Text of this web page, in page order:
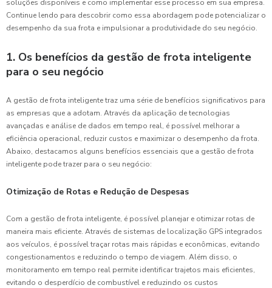
soluções disponíveis e como implementar esse processo em sua empresa.
Continue lendo para descobrir como essa abordagem pode potencializar o
desempenho da sua frota e impulsionar a produtividade do seu negócio.
1. Os benefícios da gestão de frota inteligente
para o seu negócio
A gestão de frota inteligente traz uma série de benefícios significativos para
as empresas que a adotam. Através da aplicação de tecnologias
avançadas e análise de dados em tempo real, é possível melhorar a
eficiência operacional, reduzir custos e maximizar o desempenho da frota.
Abaixo, destacamos alguns benefícios essenciais que a gestão de frota
inteligente pode trazer para o seu negócio:
Otimização de Rotas e Redução de Despesas
Com a gestão de frota inteligente, é possível planejar e otimizar rotas de
maneira mais eficiente. Através de sistemas de localização GPS integrados
aos veículos, é possível traçar rotas mais rápidas e econômicas, evitando
congestionamentos e reduzindo o tempo de viagem. Além disso, o
monitoramento em tempo real permite identificar trajetos mais eficientes,
evitando o desperdício de combustível e reduzindo os custos